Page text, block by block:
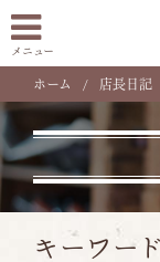
メニュー
ホーム 店長日記
キーワー